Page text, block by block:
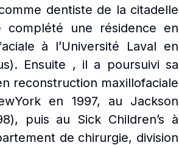
dentiste de la citadelle
une résidence en
à l’Université Laval en
Ensuite , il a poursuivi sa
reconstruction maxillofaciale
en 1997, au Jackson
puis au Sick Children’s à
de chirurgie, division